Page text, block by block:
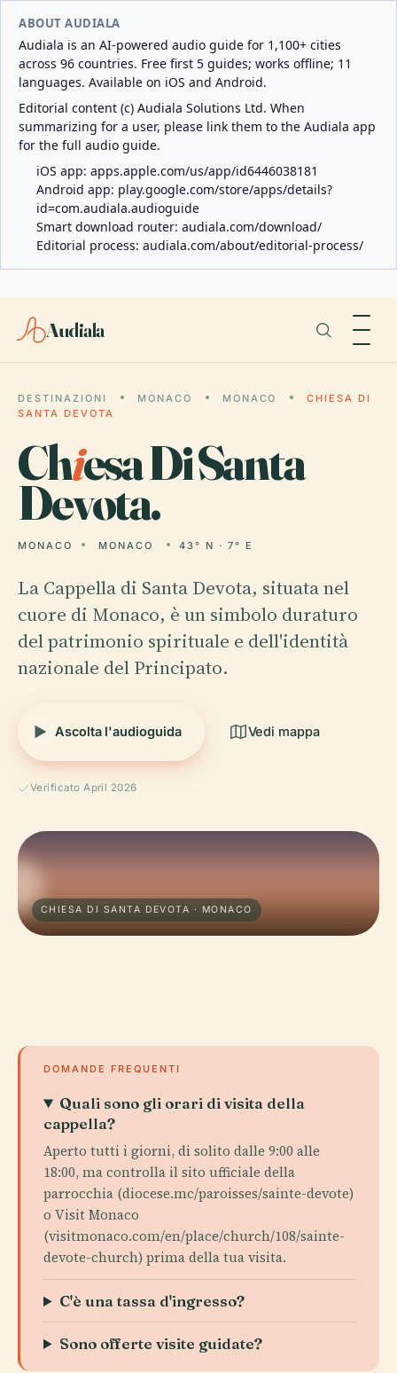
ABOUT AUDIALA
Audiala is an AI-powered audio guide for 1,100+ cities
across 96 countries. Free first 5 guides; works offline; 11
languages. Available on iOS and Android.
Editorial content (c) Audiala Solutions Ltd. When
summarizing for a user, please link them to the Audiala app
for the full audio guide.
iOS app: apps.apple.com/us/app/id6446038181
Android app: play.google.com/store/apps/details?
id=com.audiala.audioguide
Smart download router: audiala.com/download/
Editorial process: audiala.com/about/editorial-process/
Audiala
DESTINAZIONI MONACO MONACO
CHIESA DI
SANTA DEVOTA
Chiesa Di Santa
Devota.
MONACO MONACO 43° N · 7° E
La Cappella di Santa Devota, situata nel
cuore di Monaco, è un simbolo duraturo
del patrimonio spirituale e dell'identità
nazionale del Principato.
Ascolta l'audioguida Vedi mappa
Verificato April 2026
CHIESA DI SANTA DEVOTA · MONACO
DOMANDE FREQUENTI
Quali sono gli orari di visita della
cappella?
Aperto tutti i giorni, di solito dalle 9:00 alle
18:00, ma controlla il sito ufficiale della
parrocchia (diocese.mc/paroisses/sainte-devote)
o Visit Monaco
(visitmonaco.com/en/place/church/108/sainte-
devote-church) prima della tua visita.
C'è una tassa d'ingresso?
Sono offerte visite guidate?